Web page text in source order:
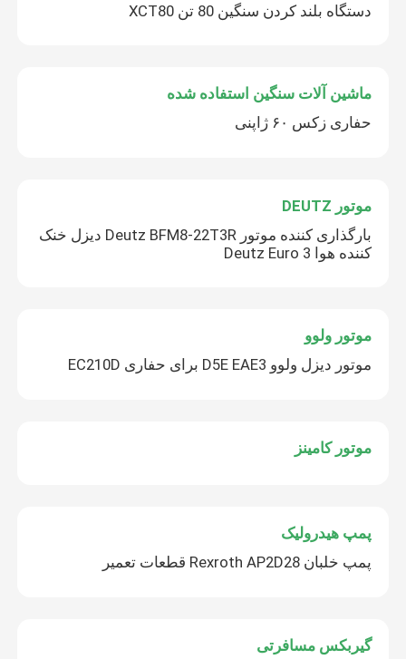
دستگاه بلند کردن سنگین 80 تن XCT80
ماشین آلات سنگین استفاده شده
حفاری زکس ۶۰ ژاپنی
موتور DEUTZ
بارگذاری کننده موتور Deutz BFM8-22T3R دیزل خنک
کننده هوا Deutz Euro 3
موتور ولوو
موتور دیزل ولوو D5E EAE3 برای حفاری EC210D
موتور کامینز
پمپ هیدرولیک
پمپ خلبان Rexroth AP2D28 قطعات تعمیر
گیربکس مسافرتی